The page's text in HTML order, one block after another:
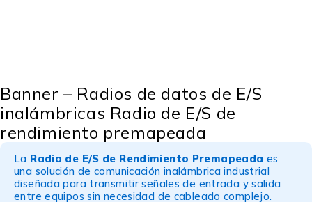
Banner – Radios de datos de E/S
inalámbricas Radio de E/S de
rendimiento premapeada
La Radio de E/S de Rendimiento Premapeada es
una solución de comunicación inalámbrica industrial
diseñada para transmitir señales de entrada y salida
entre equipos sin necesidad de cableado complejo.